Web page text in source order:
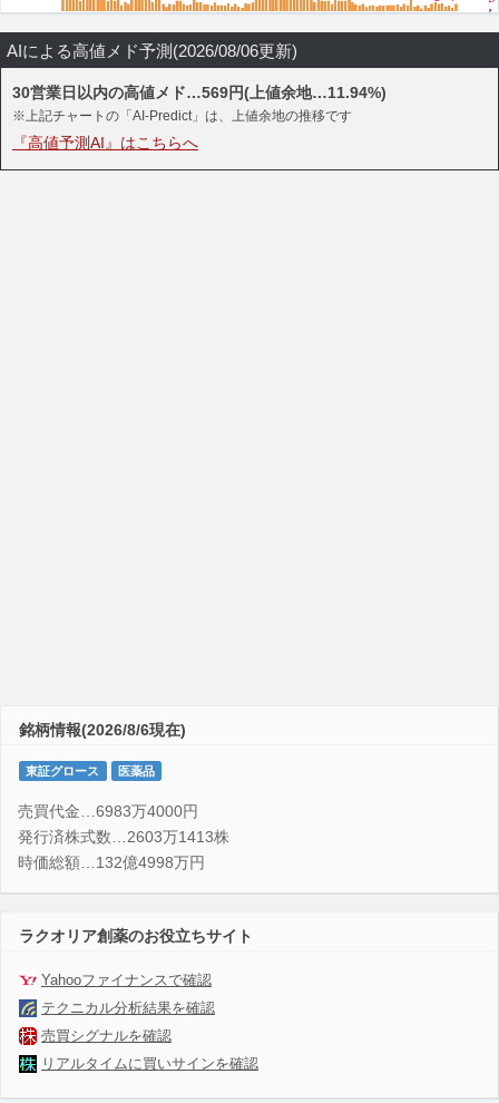
AIによる高値メド予測(2026/08/06更新)
30営業日以内の高値メド…569円(上値余地…11.94%)
※上記チャートの「AI-Predict」は、上値余地の推移です
『高値予測AI』はこちらへ
銘柄情報(2026/8/6現在)
東証グロース 医薬品
売買代金…6983万4000円
発行済株式数…2603万1413株
時価総額…132億4998万円
ラクオリア創薬のお役立ちサイト
Yahooファイナンスで確認
テクニカル分析結果を確認
売買シグナルを確認
リアルタイムに買いサインを確認